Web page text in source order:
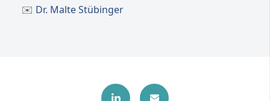
✉️ Dr. Malte Stübinger